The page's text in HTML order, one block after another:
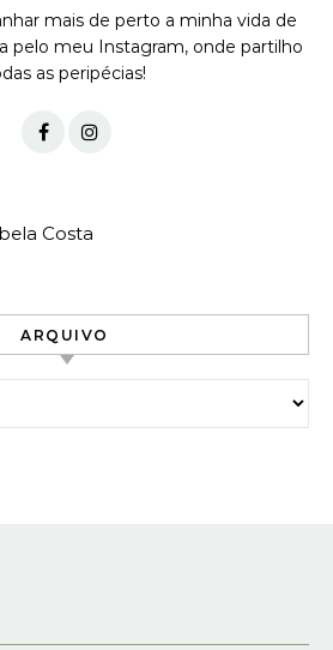
mais de perto a minha vida de
pelo meu Instagram, onde partilho
as peripécias!
Costa
ARQUIVO